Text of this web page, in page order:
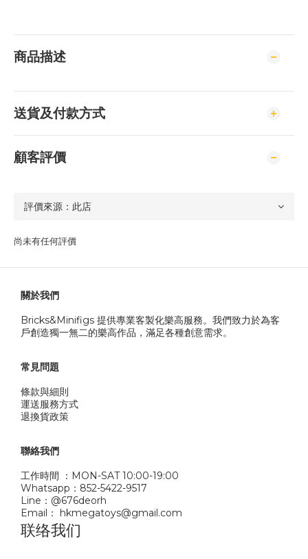
商品描述
送貨及付款方式
顧客評價
尚未有任何評價
關於我們
Bricks&Minifigs 提供專業客製化樂高服務。我們致力於為客
戶創造獨一無二的樂高作品，滿足各種創意需求。
常見問題
條款與細則
運送服務方式
退換貨政策
聯絡我們
工作時間 ：MON-SAT 10:00-19:00
Whatsapp：852-5422-9517
Line：@676deorh
Email： hkmegatoys@gmail.com
联络我们